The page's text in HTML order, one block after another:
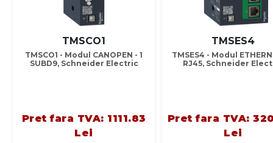
TMSCO1
TMSCO1 - Modul CANOPEN - 1
SUBD9, Schneider Electric
Pret fara TVA: 1111.83
Lei
TMSES4
TMSES4 - Modul
RJ45, Schneider
Pret fara TVA:
Lei